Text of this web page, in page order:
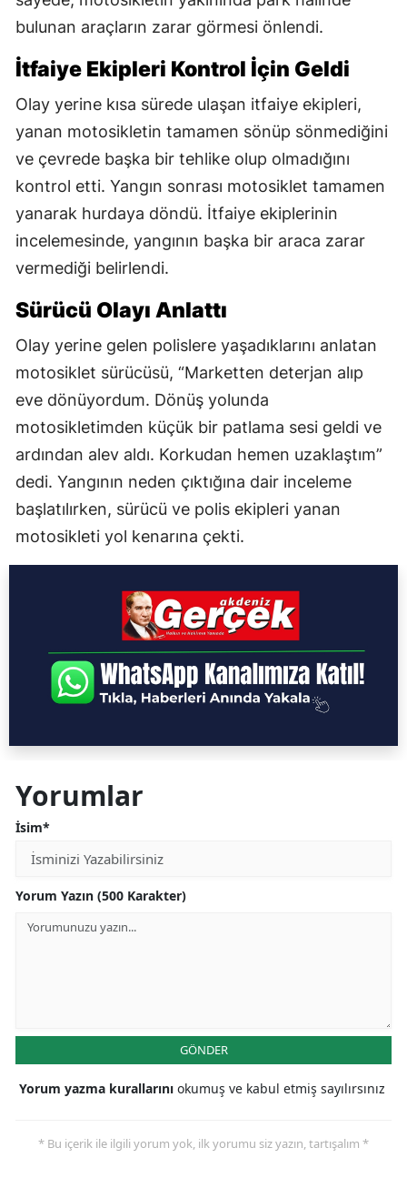
bulunan araçların zarar görmesi önlendi.
İtfaiye Ekipleri Kontrol İçin Geldi
Olay yerine kısa sürede ulaşan itfaiye ekipleri,
yanan motosikletin tamamen sönüp sönmediğini
ve çevrede başka bir tehlike olup olmadığını
kontrol etti. Yangın sonrası motosiklet tamamen
yanarak hurdaya döndü. İtfaiye ekiplerinin
incelemesinde, yangının başka bir araca zarar
vermediği belirlendi.
Sürücü Olayı Anlattı
Olay yerine gelen polislere yaşadıklarını anlatan
motosiklet sürücüsü, “Marketten deterjan alıp
eve dönüyordum. Dönüş yolunda
motosikletimden küçük bir patlama sesi geldi ve
ardından alev aldı. Korkudan hemen uzaklaştım”
dedi. Yangının neden çıktığına dair inceleme
başlatılırken, sürücü ve polis ekipleri yanan
motosikleti yol kenarına çekti.
Yorumlar
İsim*
Yorum Yazın (500 Karakter)
GÖNDER
Yorum yazma kurallarını okumuş ve kabul etmiş sayılırsınız
* Bu içerik ile ilgili yorum yok, ilk yorumu siz yazın, tartışalım *